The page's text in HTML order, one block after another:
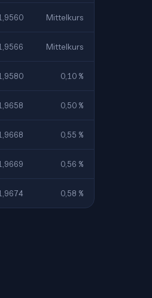
Mittelkurs
Mittelkurs
0,10 %
0,50 %
0,55 %
0,56 %
0,58 %